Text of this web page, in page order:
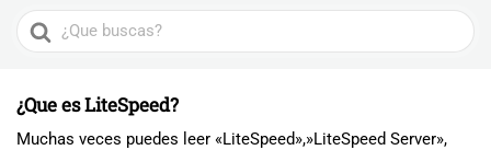
Search
For
¿Que es LiteSpeed?
Muchas veces puedes leer «LiteSpeed»,»LiteSpeed Server»,